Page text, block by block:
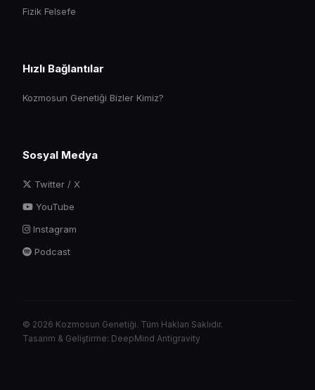
Fizik Felsefe
Hızlı Bağlantılar
Kozmosun Genetiği Bizler Kimiz?
Sosyal Medya
Twitter / X
YouTube
Instagram
Podcast
© 2026 Kozmosun Genetiği. Tüm Hakları Saklıdır.
Tasarım & Geliştirme: DeepMind Antigravity